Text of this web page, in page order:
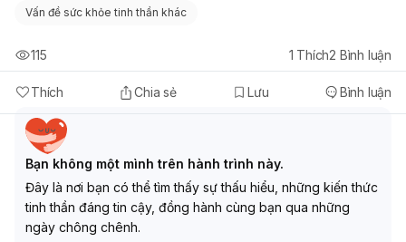
Vấn đề sức khỏe tinh thần khác
Thích Chia sẻ Lưu Bình luận
115 1 Thích2 Bình luận
Bạn không một mình trên hành trình này.
Đây là nơi bạn có thể tìm thấy sự thấu hiểu, những kiến thức
tinh thần đáng tin cậy, đồng hành cùng bạn qua những
ngày chông chênh.